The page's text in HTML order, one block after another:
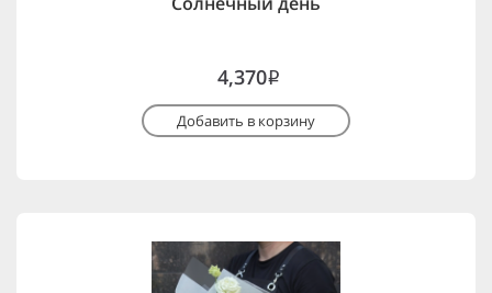
4,370i
Добавить в корзину